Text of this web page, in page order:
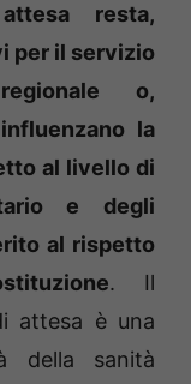
resta,
per il servizio
o,
la
al livello di
e degli
al rispetto
. Il
attesa è una
della sanità